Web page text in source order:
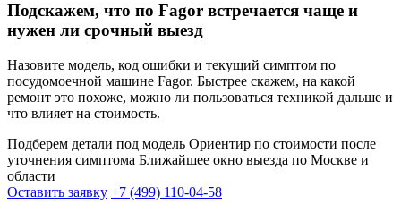
Подскажем, что по Fagor встречается чаще и
нужен ли срочный выезд
Назовите модель, код ошибки и текущий симптом по
посудомоечной машине Fagor. Быстрее скажем, на какой
ремонт это похоже, можно ли пользоваться техникой дальше и
что влияет на стоимость.
Подберем детали под модель Ориентир по стоимости после
уточнения симптома Ближайшее окно выезда по Москве и
области
Оставить заявку +7 (499) 110-04-58